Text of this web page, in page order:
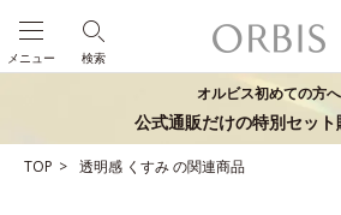
検索
メニュー
オルビス初めての方へ
公式通販だけの特別セット
TOP 透明感 くすみの関連商品